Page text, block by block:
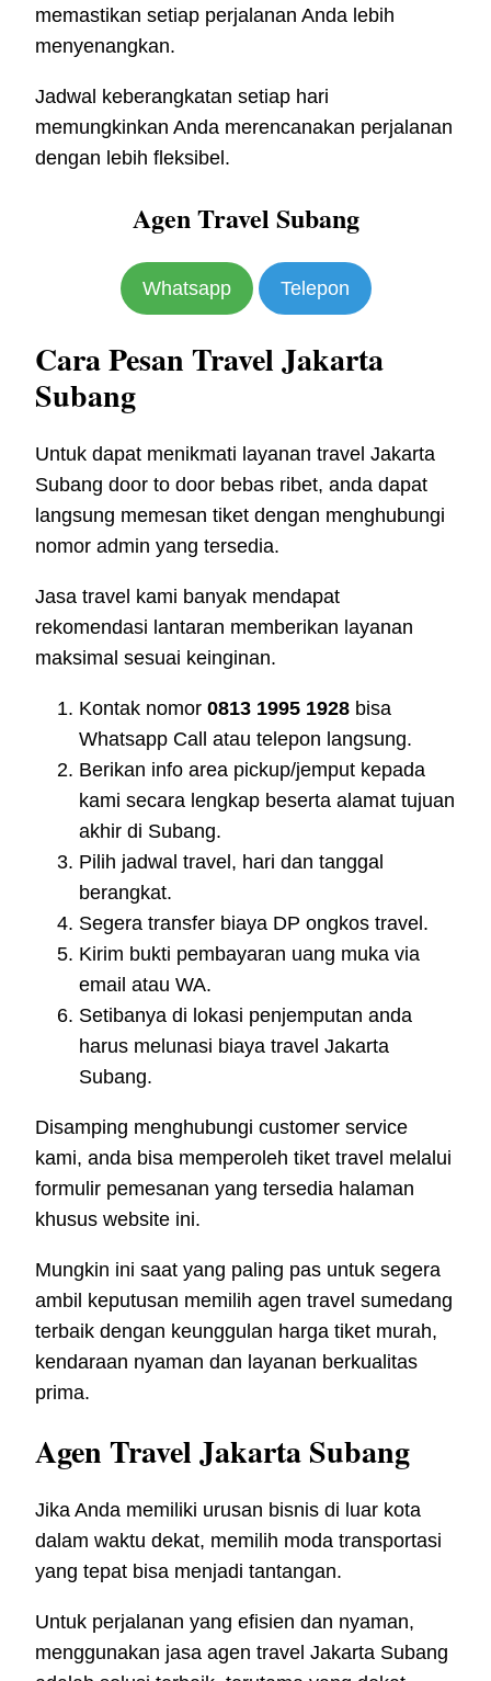
memastikan setiap perjalanan Anda lebih
menyenangkan.
Jadwal keberangkatan setiap hari
memungkinkan Anda merencanakan perjalanan
dengan lebih fleksibel.
Agen Travel Subang
Whatsapp Telepon
Cara Pesan Travel Jakarta
Subang
Untuk dapat menikmati layanan travel Jakarta
Subang door to door bebas ribet, anda dapat
langsung memesan tiket dengan menghubungi
nomor admin yang tersedia.
Jasa travel kami banyak mendapat
rekomendasi lantaran memberikan layanan
maksimal sesuai keinginan.
Kontak nomor 0813 1995 1928 bisa
Whatsapp Call atau telepon langsung.
Berikan info area pickup/jemput kepada
kami secara lengkap beserta alamat tujuan
akhir di Subang.
Pilih jadwal travel, hari dan tanggal
berangkat.
Segera transfer biaya DP ongkos travel.
Kirim bukti pembayaran uang muka via
email atau WA.
Setibanya di lokasi penjemputan anda
harus melunasi biaya travel Jakarta
Subang.
Disamping menghubungi customer service
kami, anda bisa memperoleh tiket travel melalui
formulir pemesanan yang tersedia halaman
khusus website ini.
Mungkin ini saat yang paling pas untuk segera
ambil keputusan memilih agen travel sumedang
terbaik dengan keunggulan harga tiket murah,
kendaraan nyaman dan layanan berkualitas
prima.
Agen Travel Jakarta Subang
Jika Anda memiliki urusan bisnis di luar kota
dalam waktu dekat, memilih moda transportasi
yang tepat bisa menjadi tantangan.
Untuk perjalanan yang efisien dan nyaman,
menggunakan jasa agen travel Jakarta Subang